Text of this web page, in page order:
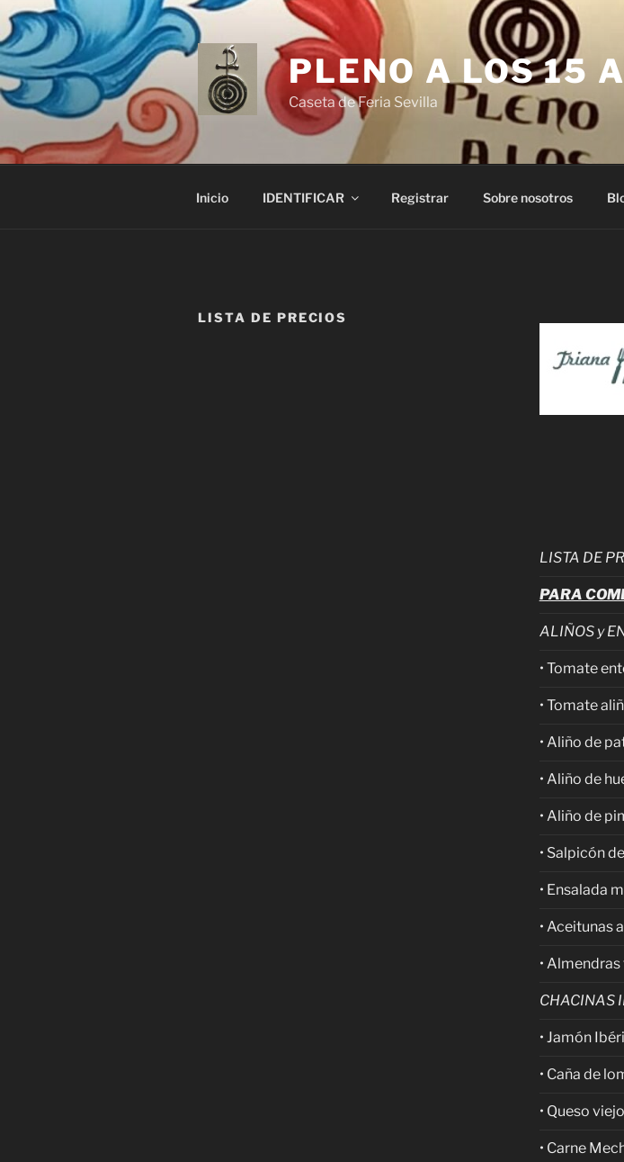
Saltar
al
contenido
PLENO A LOS 15
Caseta de Feria Sevilla
Inicio IDENTIFICAR Registrar Sobre nosotros
LISTA DE PRECIOS
LISTA DE
PARA
ALIÑOS y
• Tomate
• Tomate
• Aliño de
• Aliño de
• Aliño de
• Salpicón
• Ensalada
• Aceitunas
•
CHACINAS
• Jamón
• Caña de
• Queso viejo
• Carne